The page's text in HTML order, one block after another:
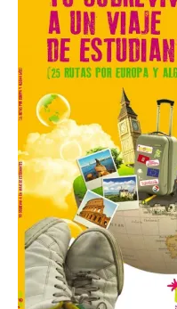
La Comarca de
Villas, un lugar
ver el eclipse
9 Ago 2026
El
se
natural
podrá
puntos
pero hay que recordar
debe hacerse
seguridad